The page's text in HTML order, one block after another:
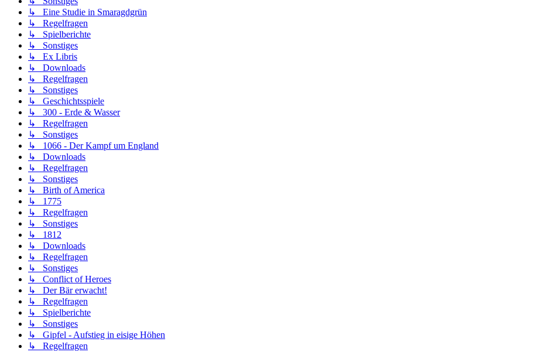
↳ Eine Studie in Smaragdgrün
↳ Regelfragen
↳ Spielberichte
↳ Sonstiges
↳ Ex Libris
↳ Downloads
↳ Regelfragen
↳ Sonstiges
↳ Geschichtsspiele
↳ 300 - Erde & Wasser
↳ Regelfragen
↳ Sonstiges
↳ 1066 - Der Kampf um England
↳ Downloads
↳ Regelfragen
↳ Sonstiges
↳ Birth of America
↳ 1775
↳ Regelfragen
↳ Sonstiges
↳ 1812
↳ Downloads
↳ Regelfragen
↳ Sonstiges
↳ Conflict of Heroes
↳ Der Bär erwacht!
↳ Regelfragen
↳ Spielberichte
↳ Sonstiges
↳ Gipfel - Aufstieg in eisige Höhen
↳ Regelfragen